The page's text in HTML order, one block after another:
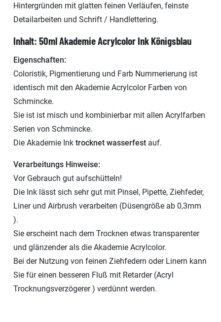
Hintergründen mit glatten feinen Verläufen, feinste
Detailarbeiten und Schrift / Handlettering.
Inhalt: 50ml Akademie Acrylcolor Ink Königsblau
Eigenschaften:
Coloristik, Pigmentierung und Farb Nummerierung ist
identisch mit den Akademie Acrylcolor Farben von
Schmincke.
Sie ist ist misch und kombinierbar mit allen Acrylfarben
Serien von Schmincke.
Die Akademie Ink trocknet wasserfest auf.
Verarbeitungs Hinweise:
Vor Gebrauch gut aufschütteln!
Die Ink lässt sich sehr gut mit Pinsel, Pipette, Ziehfeder,
Liner und Airbrush verarbeiten (Düsengröße ab 0,3mm
).
Sie erscheint nach dem Trocknen etwas transparenter
und glänzender als die Akademie Acrylcolor.
Bei der Nutzung von feinen Ziehfedern oder Linern kann
Sie für einen besseren Fluß mit Retarder (Acryl
Trocknungsverzögerer ) verdünnt werden.